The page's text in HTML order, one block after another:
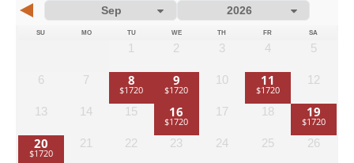
SU MO TU WE TH FR SA
1 2 3 4 5
6 7 8 9 10 11 12
13 14 15 16 17 18
19
20
21 22 23 24 25 26